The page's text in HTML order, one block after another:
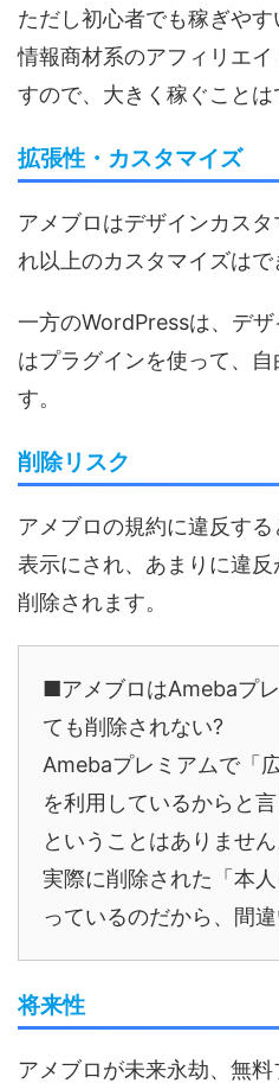
ただし初心者でも稼ぎやす
情報商材系のアフィリエ
すので、大きく稼ぐことは
拡張性・カスタマイズ
アメブロはデザインカス
れ以上のカスタマイズはで
一方のWordPressは、デ
はプラグインを使って、
す。
削除リスク
アメブロの規約に違反す
表示にされ、あまりに違
削除されます。
■アメブロはAmebaプ
ても削除されない?
Amebaプレミアムで「
を利用しているからと
ということはありません
実際に削除された「本
っているのだから、間
将来性
アメブロが未来永劫、無